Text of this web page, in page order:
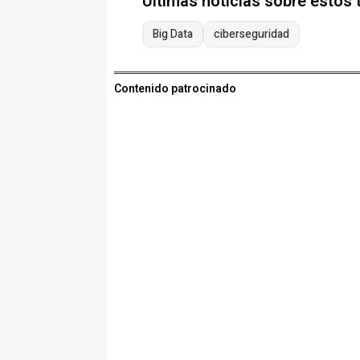
Big Data ciberseguridad
Contenido patrocinado